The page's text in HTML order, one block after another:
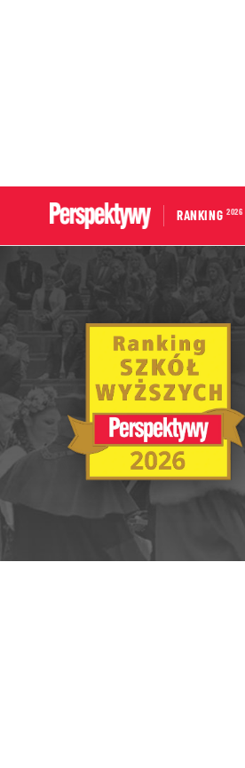
RANKING 2026
Portal edukacyjny
Aktualności edukacyjne
Ranking Szkół Wyższych 2025
Uczelnie akademickie
Niepubliczne magisterskie
Publiczne Zawodowe